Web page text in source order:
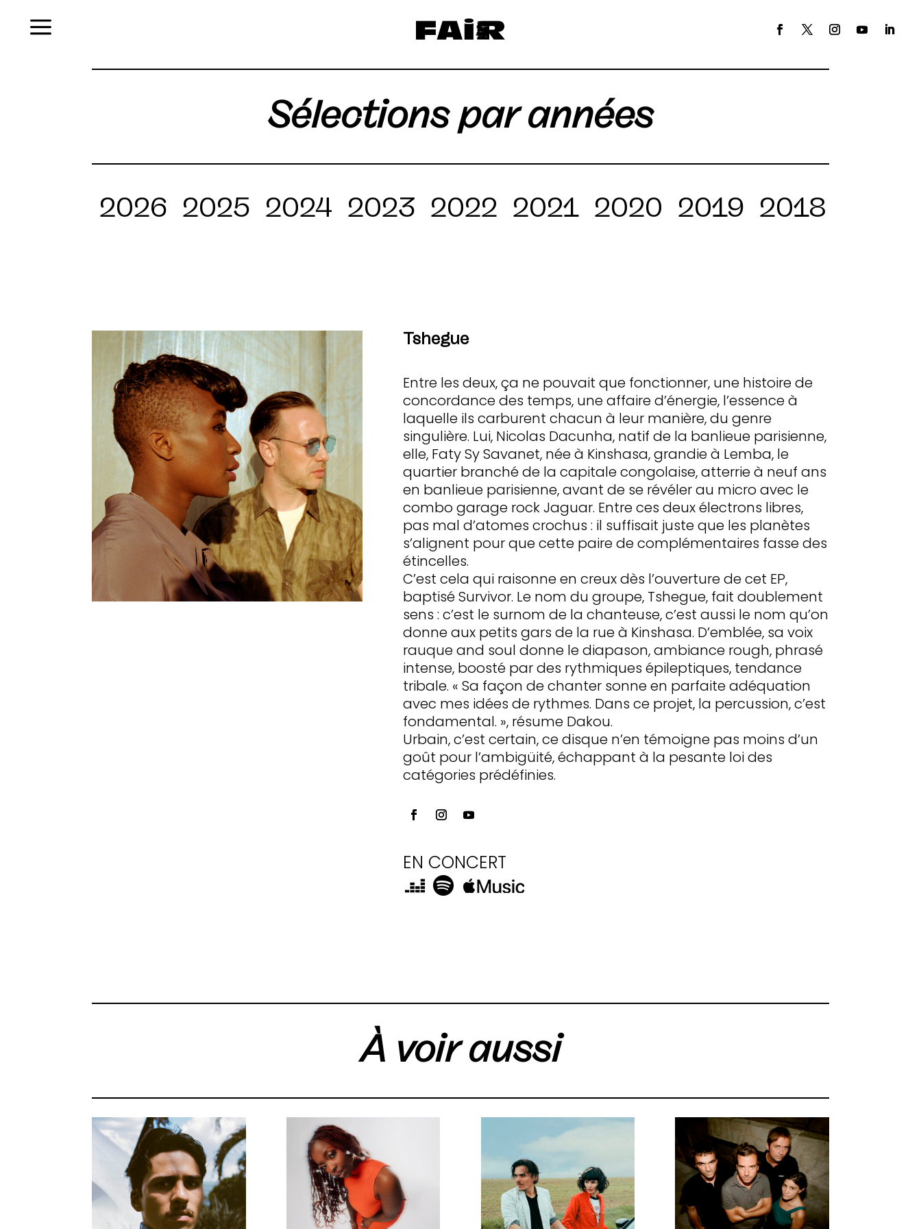
Sélections par années
2026 2025 2024 2023 2022 2021 2020 2019 2018
Tshegue
Entre les deux, ça ne pouvait que fonctionner, une histoire de
concordance des temps, une affaire d’énergie, l’essence à
laquelle ils carburent chacun à leur manière, du genre
singulière. Lui, Nicolas Dacunha, natif de la banlieue parisienne,
elle, Faty Sy Savanet, née à Kinshasa, grandie à Lemba, le
quartier branché de la capitale congolaise, atterrie à neuf ans
en banlieue parisienne, avant de se révéler au micro avec le
combo garage rock Jaguar. Entre ces deux électrons libres,
pas mal d’atomes crochus : il suffisait juste que les planètes
s’alignent pour que cette paire de complémentaires fasse des
étincelles.
C’est cela qui raisonne en creux dès l’ouverture de cet EP,
baptisé Survivor. Le nom du groupe, Tshegue, fait doublement
sens : c’est le surnom de la chanteuse, c’est aussi le nom qu’on
donne aux petits gars de la rue à Kinshasa. D’emblée, sa voix
rauque and soul donne le diapason, ambiance rough, phrasé
intense, boosté par des rythmiques épileptiques, tendance
tribale. « Sa façon de chanter sonne en parfaite adéquation
avec mes idées de rythmes. Dans ce projet, la percussion, c’est
fondamental. », résume Dakou.
Urbain, c’est certain, ce disque n’en témoigne pas moins d’un
goût pour l’ambigüité, échappant à la pesante loi des
catégories prédéfinies.
EN CONCERT
À voir aussi